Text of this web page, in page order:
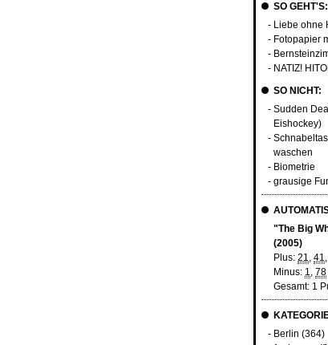
SO GEHT'S:
- Liebe ohne
- Fotopapier
-
- NATIZ!
SO NICHT:
- Sudden
Eishockey)
-
waschen
- Biometrie
- grausige
"The Big
(2005)
Plus: 21, 41,
Minus: 1, 78
Gesamt: 1
- Berlin (364)